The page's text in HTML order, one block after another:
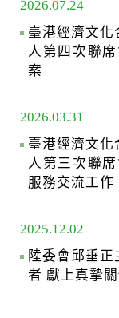
2026.07.24
臺港經濟文化
人第四次聯
案
2026.03.31
臺港經濟文化
人第三次聯
服務交流工作
2025.12.02
陸委會邱垂
者 獻上真摯